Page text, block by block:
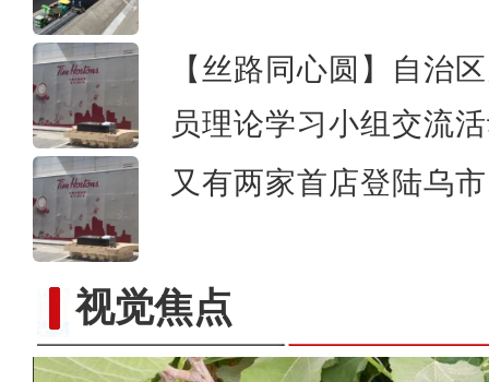
【丝路同心圆】自治
员理论学习小组交流
又有两家首店登陆乌
视觉焦点新疆和田约特干故城：“寻